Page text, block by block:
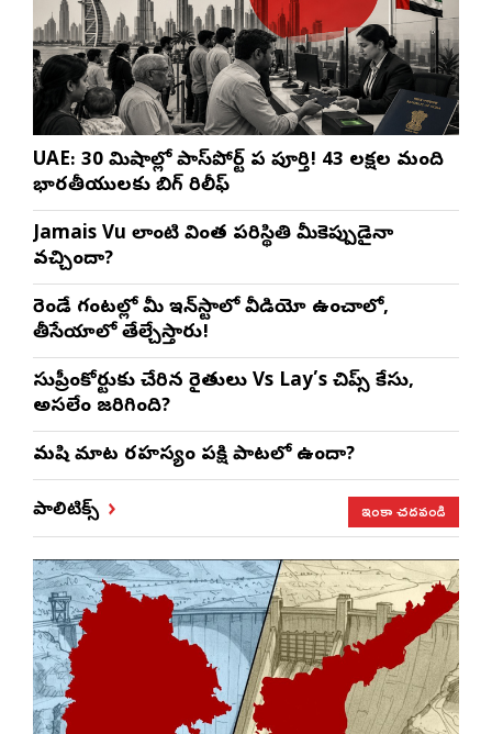
UAE: 30 నిమిషాల్లో పాస్‌పోర్ట్ పని పూర్తి! 43 లక్షల మంది
భారతీయులకు బిగ్ రిలీఫ్
Jamais Vu లాంటి వింత పరిస్థితి మీకెప్పుడైనా
వచ్చిందా?
రెండే గంటల్లో మీ ఇన్‌స్టాలో వీడియో ఉంచాలో,
తీసేయాలో తేల్చేస్తారు!
సుప్రీంకోర్టుకు చేరిన రైతులు Vs Lay’s చిప్స్‌ కేసు,
అసలేం జరిగింది?
మనిషి మాట రహస్యం పక్షి పాటలో ఉందా?
పాలిటిక్స్ ఇంకా చదవండి